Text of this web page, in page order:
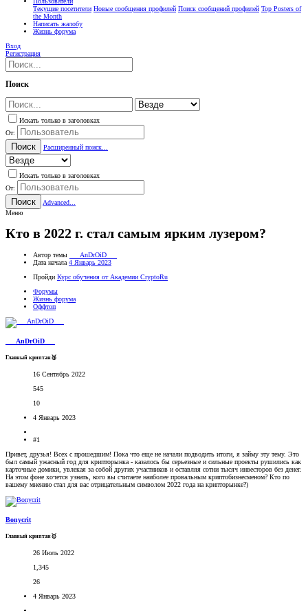
Текущие посетители Новые сообщения профилей Поиск сообщений профилей Top Posters of
the Month
Написать жалобу
Жизнь форума
Вход
Регистрация
Поиск
Искать только в заголовках
От:
Поиск Расширенный поиск...
Искать только в заголовках
От:
Поиск
Advanced...
Меню
Кто в 2022 г. стал самым ярким лузером?
Автор темы
___AnDrOiD___
Дата начала 4 Январь 2023
Пройди Курс обучения от Академии CryptoRu
Форумы
Жизнь форума
Оффтоп
___AnDrOiD___
Главный криптан🥉
16 Сентябрь 2022
545
10
4 Январь 2023
#1
Привет, друзья! Всех с прошедшим! Пока что еще не начали подводить итоги, я займу эту тему. Это
был самый ужасный год для крипторынка - казалось бы серьезные и сильные проекты рушились как
карточные домики, увлекая за собой других участников и оставляя сотни тысяч инвесторов без денег.
На этом фоне хочется узнать, кого вы считаете наиболее провальным криптобизнесменом? Кто по
вашему мнению стал для вас отрицательным символом 2022 года на крипторынке?)
Bonycrit
Главный криптан🥇
26 Июль 2022
1,345
26
4 Январь 2023